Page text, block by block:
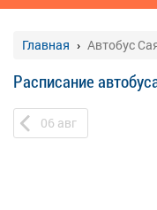
Главная Автобус
Расписание
06 авг